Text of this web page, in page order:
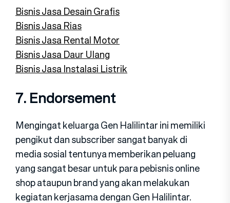
Bisnis Jasa Desain Grafis
Bisnis Jasa Rias
Bisnis Jasa Rental Motor
Bisnis Jasa Daur Ulang
Bisnis Jasa Instalasi Listrik
7. Endorsement
Mengingat keluarga Gen Halilintar ini memiliki
pengikut dan subscriber sangat banyak di
media sosial tentunya memberikan peluang
yang sangat besar untuk para pebisnis online
shop ataupun brand yang akan melakukan
kegiatan kerjasama dengan Gen Halilintar.